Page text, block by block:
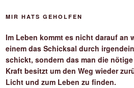
MIR HATS GEHOLFEN
Im Leben kommt es nicht darauf an
einem das Schicksal durch
schickt, sondern das man die
Kraft besitzt um den Weg wieder
Licht und zum Leben zu finden.